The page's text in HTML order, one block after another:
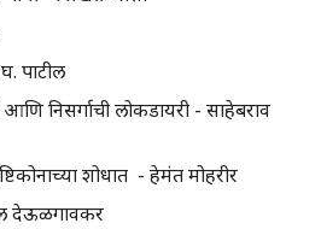
पाटील
निसर्गाची लोकडायरी - साहेबराव
शोधात - हेमंत मोहरीर
देऊळगावकर